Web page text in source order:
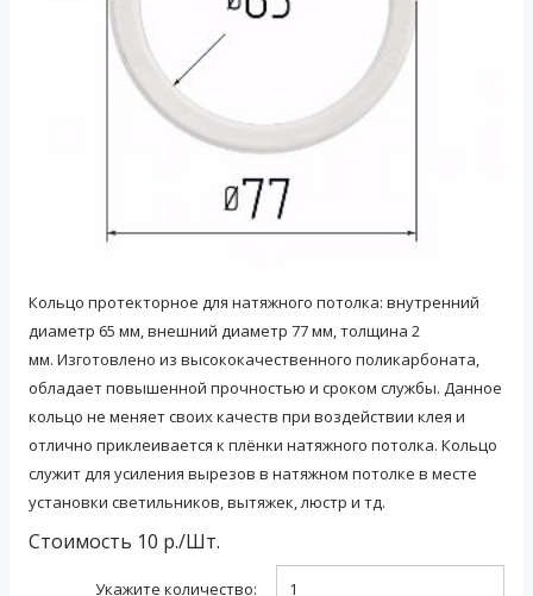
Кольцо протекторное для натяжного потолка: внутренний
диаметр 65 мм, внешний диаметр 77 мм, толщина 2
мм. Изготовлено из высококачественного поликарбоната,
обладает повышенной прочностью и сроком службы. Данное
кольцо не меняет своих качеств при воздействии клея и
отлично приклеивается к плёнки натяжного потолка. Кольцо
служит для усиления вырезов в натяжном потолке в месте
установки светильников, вытяжек, люстр и тд.
Стоимость 10 р./Шт.
Укажите количество: